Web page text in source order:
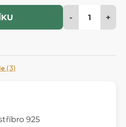
- +
(3)
925